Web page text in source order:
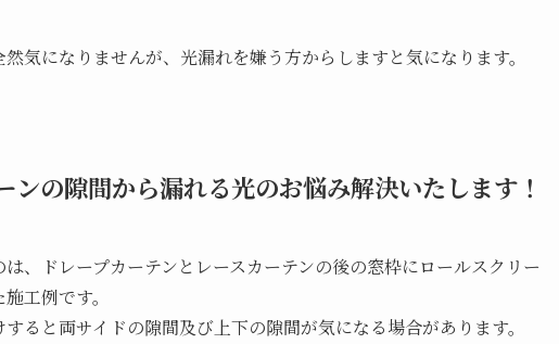
気になりませんが、光漏れを嫌う方からしますと気になります。
ンの隙間から漏れる光のお悩み解決いたします！
、ドレープカーテンとレースカーテンの後の窓枠にロールスクリー
工例です。
ると両サイドの隙間及び上下の隙間が気になる場合があります。